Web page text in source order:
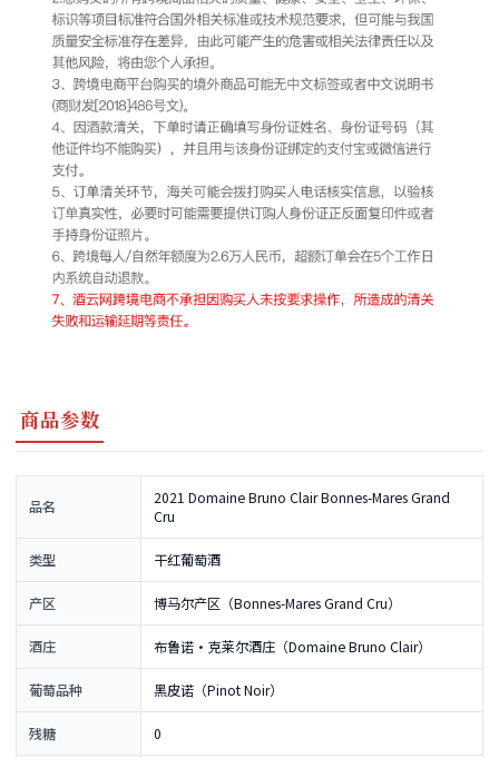
商品参数
品名
2021 Domaine Bruno Clair Bonnes-Mares Grand
Cru
类型 干红葡萄酒
产区 博马尔产区（Bonnes-Mares Grand Cru）
酒庄 布鲁诺·克莱尔酒庄（Domaine Bruno Clair）
葡萄品种 黑皮诺（Pinot Noir）
残糖 0